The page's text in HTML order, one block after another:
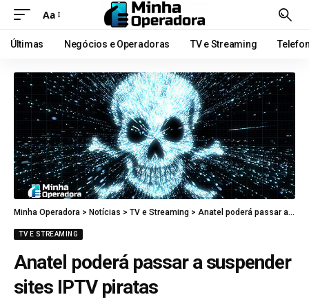
Aa
Últimas Negócios e Operadoras TV e Streaming
Minha Operadora > Notícias > TV e Streaming > Anatel poderá passar a suspender sites IPTV piratas
TV E STREAMING
Anatel poderá passar a suspender
sites IPTV piratas